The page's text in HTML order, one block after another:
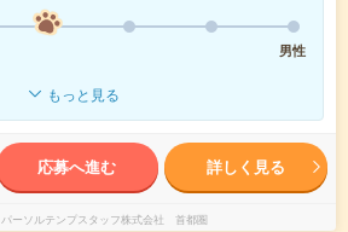
男性
もっと見る
応募へ進む 詳しく見る
パーソルテンプスタッフ株式会社 首都圏